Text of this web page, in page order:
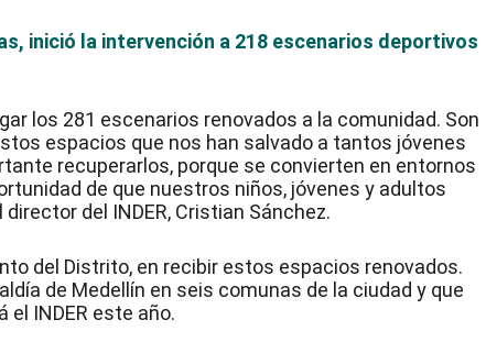
inició la intervención a 218 escenarios deportivos
los 281 escenarios renovados a la comunidad. Son
espacios que nos han salvado a tantos jóvenes
recuperarlos, porque se convierten en entornos
de que nuestros niños, jóvenes y adultos
del INDER, Cristian Sánchez.
del Distrito, en recibir estos espacios renovados.
de Medellín en seis comunas de la ciudad y que
INDER este año.